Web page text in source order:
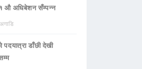
औ अधिबेशन सँम्पन्न
पदयात्रा डाँछी देखी